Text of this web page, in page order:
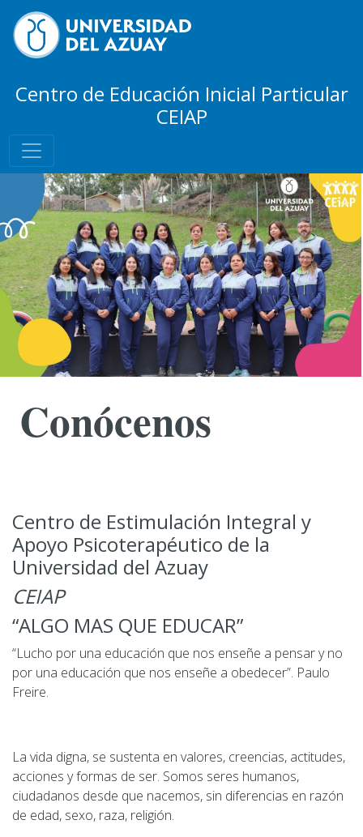
Centro de Educación Inicial Particular
CEIAP
Conócenos
Centro de Estimulación Integral y
Apoyo Psicoterapéutico de la
Universidad del Azuay
CEIAP
“ALGO MAS QUE EDUCAR”
“Lucho por una educación que nos enseñe a pensar y no
por una educación que nos enseñe a obedecer”. Paulo
Freire.
La vida digna, se sustenta en valores, creencias, actitudes,
acciones y formas de ser. Somos seres humanos,
ciudadanos desde que nacemos, sin diferencias en razón
de edad, sexo, raza, religión.